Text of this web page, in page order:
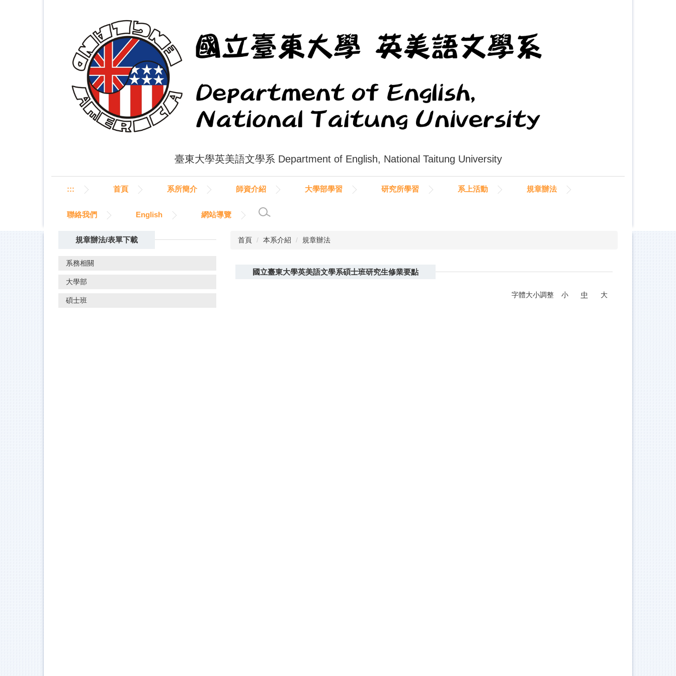
臺東大學英美語文學系 Department of English, National Taitung University
::: 首頁 系所簡介 師資介紹 大學部學習 研究所學習 系上活動 規章辦法
聯絡我們 English 網站導覽
規章辦法/表單下載
系務相關
大學部
碩士班
首頁 本系介紹 規章辦法
國立臺東大學英美語文學系碩士班研究生修業要點
字體大小調整 小 中 大